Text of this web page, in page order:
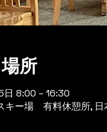
所
日 8:00 – 16:30
キー場 有料休憩所, 日